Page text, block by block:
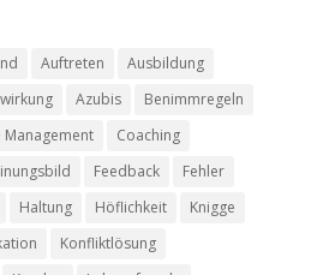
Auftreten
Ausbildung
Azubis
Benimmregeln
Management
Coaching
Feedback
Fehler
Haltung Höflichkeit
Knigge
Konfliktlösung